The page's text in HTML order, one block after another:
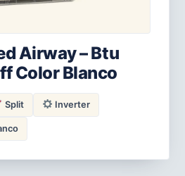
Airway – Btu
Color Blanco
Split Inverter